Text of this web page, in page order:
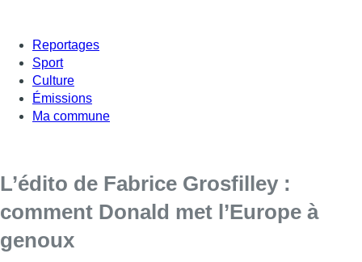
Reportages
Sport
Culture
Émissions
Ma commune
L’édito de Fabrice Grosfilley :
comment Donald met l’Europe à
genoux